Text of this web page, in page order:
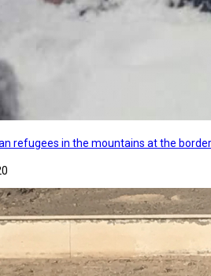
refugees in the mountains at the